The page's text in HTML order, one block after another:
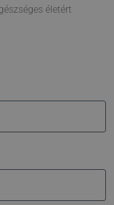
életért